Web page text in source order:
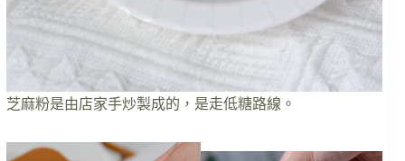
芝麻粉是由店家手炒製成的，是走低糖路線。